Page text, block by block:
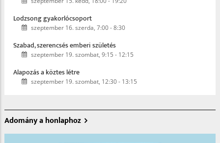
Lodzsong gyakorlócsoport
szeptember 16. szerda, 7:00-8:30
Szabad, szerencsés emberi születés
szeptember 19. szombat, 9:15 - 12:15
Alapozás a köztes létre
szeptember 19. szombat, 12:30- 13:15
Adomány a honlaphoz